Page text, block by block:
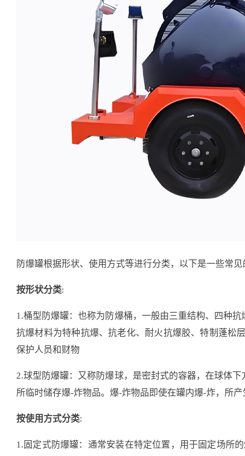
防爆罐根据形状、使用方式等进行分类，以下是一些常见
按形状分类:
1.桶型防爆罐：也称为防爆桶，一般由三重结构、四种
抗爆材料为特种抗爆、抗老化、耐火抗爆胶、特制蓬松
保护人员和财物
2.球型防爆罐：又称防爆球，是密封式的容器，在球体
所临时储存爆-炸物品。爆-炸物品即使在罐内爆-炸，所
按使用方式分类:
1.固定式防爆罐：通常安装在特定位置，用于固定场所